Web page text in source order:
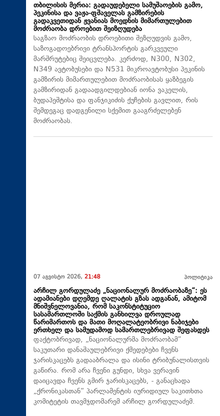
თბილისის მერია: გადაუდებელი სამუშაოების გამო,
პეკინისა და ვაჟა-ფშაველას გამზირების
გადაკვეთიდან ჟვანიას მოედნის მიმართულებით
მოძრაობა დროებით შეიზღუდება
საგზაო მოძრაობის დროებითი შეზღუდვის გამო,
საზოგადოებრივი ტრანსპორტის გარკვეული
მარშრუტებიც შეიცვლება. კერძოდ, N300, N302,
N349 ავტობუსები და N531 მიკროავტობუსი პეკინის
გამზირის მიმართულებით მოძრაობისას ყაზბეგის
გამზირიდან გადაადგილდებიან იონა ვაკელის,
ბუდაპეშტისა და ფანჯიკიძის ქუჩების გავლით, რის
შემდეგაც დადგენილი სქემით გააგრძელებენ
მოძრაობას.
07 აგვისტო 2026, 21:48 პოლიტიკა
არჩილ გორდულაძე „ნაციონალურ მოძრაობაზე“: ეს
ადამიანები დღემდე ღალატის გზას ადგანან, ამიტომ
მნიშვნელოვანია, რომ საკონსტიტუციო
სასამართლოში საქმის განხილვა დროულად
წარიმართოს და მათი მოღალატეობრივი ნაბიჯები
ერთხელ და სამუდამოდ სამართლებრივად შეფასდეს
ფაქტობრივად, „ნაციონალურმა მოძრაობამ“
საკუთარი დანაშაულებრივი ქმედებები ჩვენს
ჯარისკაცებს გადააბრალა და ისინი ტრიბუნალისთვის
გაწირა. რომ არა ჩვენი გუნდი, სხვა ვერავინ
დაიცავდა ჩვენს გმირ ჯარისკაცებს, - განაცხადა
„ქრონიკასთან“ პარლამენტის იურიდიულ საკითხთა
კომიტეტის თავმჯდომარემ არჩილ გორდულაძემ.